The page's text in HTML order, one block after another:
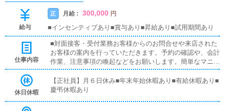
給与
正 月給 : 300,000 円
■インセンティブあり■賞与あり■昇給あり■試用期間あり
仕事内容
■対面接客・受付業務お客様からのお問合せや来店された
お客様の案内を行っていただきます。予約の確認や、会計
作業、注意事項の喚起などをお願いします。簡単なマニュ
アルや、先輩スタッフに付いて業務内容を見ながら徐々に
覚えていただきますので、未経験の方でも安心して働けま
す。■PC更新業務ヘブンネットなど、ポータルサイト等の
休日休暇
【正社員】月６日休み■年末年始休暇あり■有給休暇あり■
慶弔休暇あり